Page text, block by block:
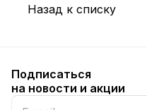
Назад к списку
Подписаться
на новости и акции